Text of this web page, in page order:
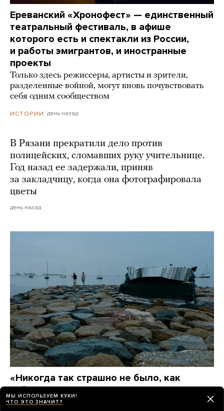
Ереванский «Хронофест» — единственный
театральный фестиваль, в афише
которого есть и спектакли из России,
и работы эмигрантов, и иностранные
проекты
Только здесь режиссеры, артисты и зрители,
разделенные войной, могут вновь почувствовать
себя одним сообществом
ИСТОРИИ день назад
В Рязани прекратили дело против
полицейских, сломавших руку учительнице.
Год назад ее задержали, приняв
за закладчицу, когда она фотографировала
цветы
день назад
«Никогда так страшно не было, как
сейчас»
Лето 2026 года в Крыму. Вот каким его запомнят
МЫ ИСПОЛЬЗУЕМ КУКИ!
ЧТО ЭТО ЗНАЧИТ?